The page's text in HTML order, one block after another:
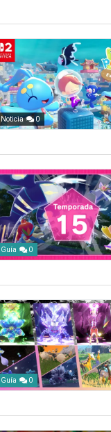
Noticia 0
Guía 0
Guía 0